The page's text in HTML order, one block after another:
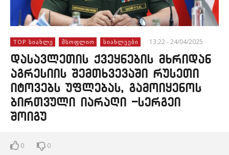
TOP ᲡᲘᲐᲮᲚᲔ ᲛᲡᲝᲤᲚᲘᲝ ᲡᲘᲐᲮᲚᲔᲔᲑᲘ 13:22 - 24/04/2025
დასავლეთის ქვეყნების მხრიდან
აგრესიის შემთხვევაში რუსეთი
იტოვებს უფლებას, გამოიყენოს
ბირთვული იარაღი -სერგეი
შოიგუ
0 0